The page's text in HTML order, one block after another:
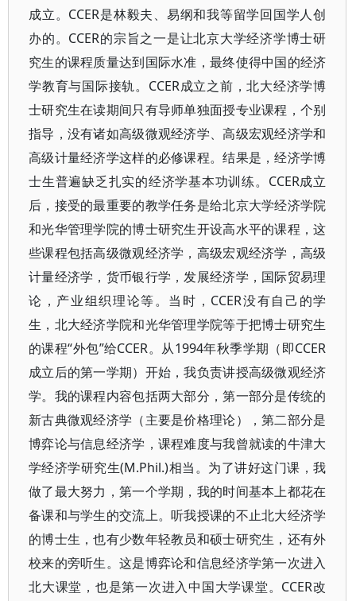
成立。CCER是林毅夫、易纲和我等留学回国学人创
办的。CCER的宗旨之一是让北京大学经济学博士研
究生的课程质量达到国际水准，最终使得中国的经济
学教育与国际接轨。CCER成立之前，北大经济学博
士研究生在读期间只有导师单独面授专业课程，个别
指导，没有诸如高级微观经济学、高级宏观经济学和
高级计量经济学这样的必修课程。结果是，经济学博
士生普遍缺乏扎实的经济学基本功训练。CCER成立
后，接受的最重要的教学任务是给北京大学经济学院
和光华管理学院的博士研究生开设高水平的课程，这
些课程包括高级微观经济学，高级宏观经济学，高级
计量经济学，货币银行学，发展经济学，国际贸易理
论，产业组织理论等。当时，CCER没有自己的学
生，北大经济学院和光华管理学院等于把博士研究生
的课程“外包”给CCER。从1994年秋季学期（即CCER
成立后的第一学期）开始，我负责讲授高级微观经济
学。我的课程内容包括两大部分，第一部分是传统的
新古典微观经济学（主要是价格理论），第二部分是
博弈论与信息经济学，课程难度与我曾就读的牛津大
学经济学研究生(M.Phil.)相当。为了讲好这门课，我
做了最大努力，第一个学期，我的时间基本上都花在
备课和与学生的交流上。听我授课的不止北大经济学
的博士生，也有少数年轻教员和硕士研究生，还有外
校来的旁听生。这是博弈论和信息经济学第一次进入
北大课堂，也是第一次进入中国大学课堂。CCER改